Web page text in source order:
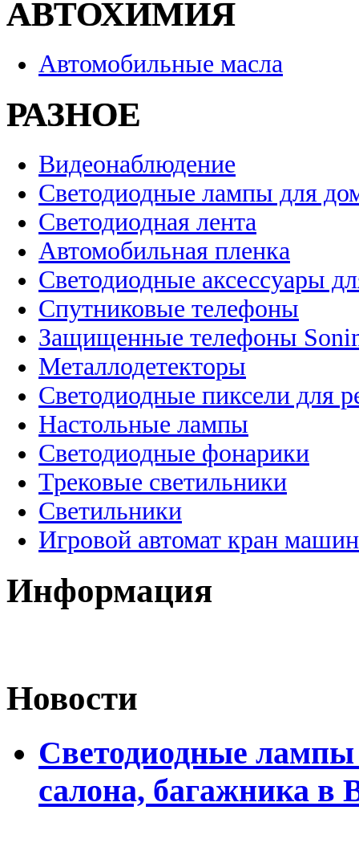
АВТОХИМИЯ
Автомобильные масла
РАЗНОЕ
Видеонаблюдение
Светодиодные лампы для
Светодиодная лента
Автомобильная пленка
Светодиодные аксессуары
Спутниковые телефоны
Защищенные телефоны
Металлодетекторы
Светодиодные пиксели для
Настольные лампы
Светодиодные фонарики
Трековые светильники
Светильники
Игровой автомат кран
Информация
Новости
Светодиодные лампы
салона, багажника в